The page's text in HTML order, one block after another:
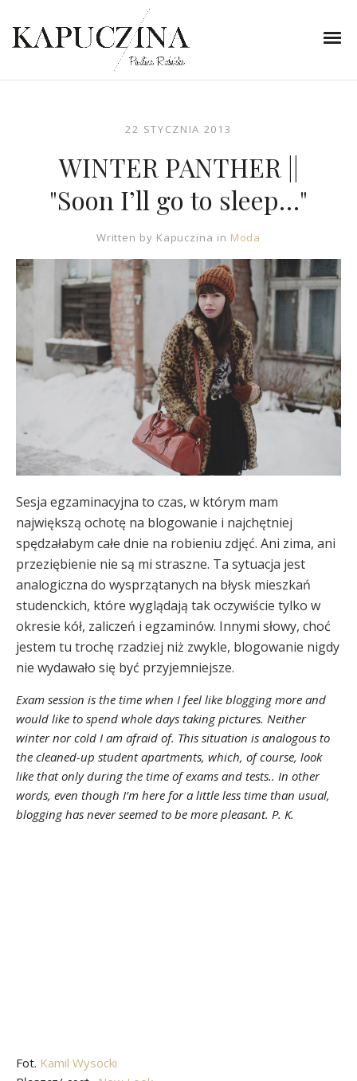
22 STYCZNIA 2013
WINTER PANTHER ||
"Soon I’ll go to sleep…"
Written by Kapuczina in Moda
Sesja egzaminacyjna to czas, w którym mam
największą ochotę na blogowanie i najchętniej
spędzałabym całe dnie na robieniu zdjęć. Ani zima, ani
przeziębienie nie są mi straszne. Ta sytuacja jest
analogiczna do wysprzątanych na błysk mieszkań
studenckich, które wyglądają tak oczywiście tylko w
okresie kół, zaliczeń i egzaminów. Innymi słowy, choć
jestem tu trochę rzadziej niż zwykle, blogowanie nigdy
nie wydawało się być przyjemniejsze.
Exam session is the time when I feel like blogging more and
would like to spend whole days taking pictures. Neither
winter nor cold I am afraid of. This situation is analogous to
the cleaned-up student apartments, which, of course, look
like that only during the time of exams and tests.. In other
words, even though I’m here for a little less time than usual,
blogging has never seemed to be more pleasant. P. K.
Fot. Kamil Wysocki